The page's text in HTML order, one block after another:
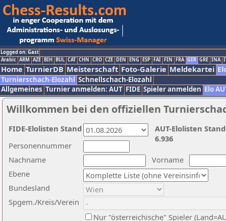
Logged on: Gast
Arabic ARM AZE BIH BUL CAT CHN CRO CZE DEN ENG ESP FAI FIN FRA GER GRE INA
Home TurnierDB Meisterschaft Foto-Galerie Meldekartei
Turnierschach-Elozahl Schnellschach-Elozahl
Allgemeines Turnier anmelden: AUT FIDE Spieler anmelden Elo
Willkommen bei den offiziellen
Nachname
Vorname
Ebene
Personennummer
Bundesland
Spgem./Kreis/Verein
Nur "österreichische" Spieler
AUT-Elolisten
6.936
FIDE-Elolisten Stand